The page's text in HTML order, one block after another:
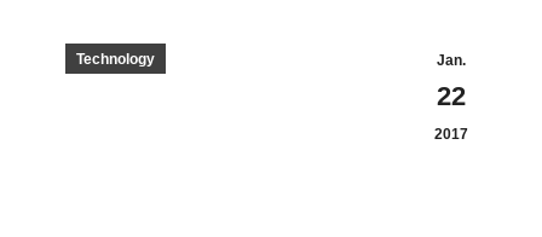
Jan.
22
2017
Technology